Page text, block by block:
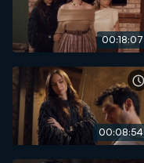
00:18:07
00:08:54